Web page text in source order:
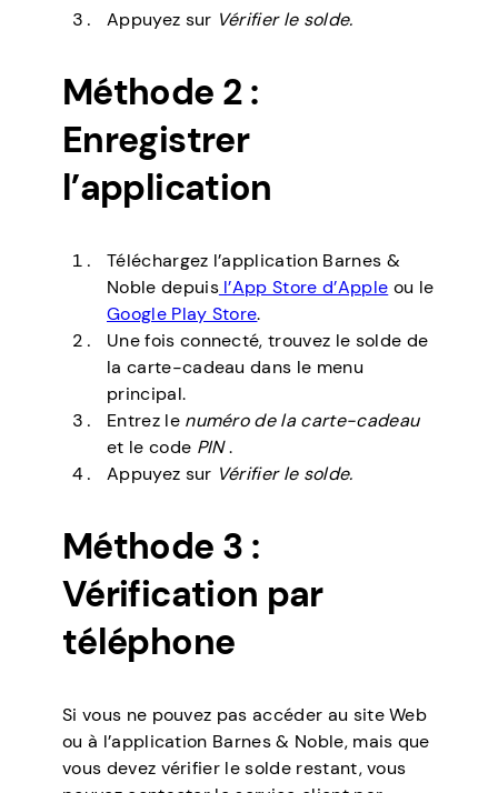
Appuyez sur Vérifier le solde.
Méthode 2 :
Enregistrer
l’application
Téléchargez l’application Barnes &
Noble depuisl’App Store d’Apple ou le
Google Play Store.
Une fois connecté, trouvez le solde de
la carte-cadeau dans le menu
principal.
Entrez le numéro de la carte-cadeau
et le code PIN.
Appuyez sur Vérifier le solde.
Méthode 3 :
Vérification par
téléphone
Si vous ne pouvez pas accéder au site Web
ou à l’application Barnes & Noble, mais que
vous devez vérifier le solde restant, vous